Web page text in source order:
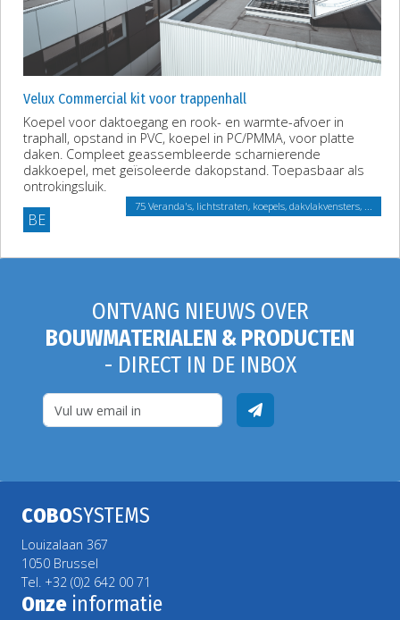
Velux Commercial kit voor trappenhall
Koepel voor daktoegang en rook- en warmte-afvoer in
traphall, opstand in PVC, koepel in PC/PMMA, voor platte
daken. Compleet geassembleerde scharnierende
dakkoepel, met geïsoleerde dakopstand. Toepasbaar als
ontrokingsluik.
BE
75 Veranda's, lichtstraten, koepels, dakvlakvensters, ...
ONTVANG NIEUWS OVER
BOUWMATERIALEN & PRODUCTEN
- DIRECT IN DE INBOX
COBOSYSTEMS
Louizalaan 367
1050 Brussel
Tel. +32 (0)2 642 00 71
Onze informatie